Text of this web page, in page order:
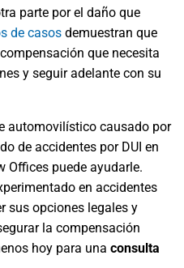
parte por el daño que
de casos demuestran que
que necesita
y seguir adelante con su
automovilístico causado por
de accidentes por DUI en
Offices puede ayudarle.
en accidentes
sus opciones legales y
la compensación
hoy para una consulta